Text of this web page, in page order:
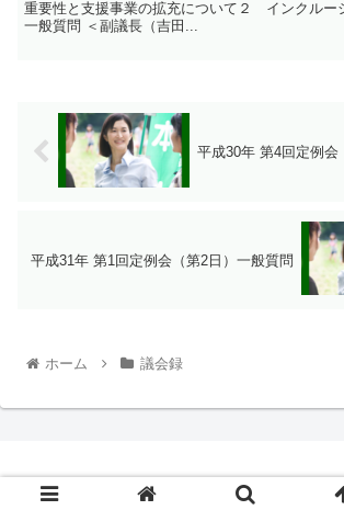
重要性と支援事業の拡充について２ インクルー
一般質問 ＜副議長（吉田...
平成30年 第4回定例会
平成31年 第1回定例会（第2日）一般質問
ホーム 議会録